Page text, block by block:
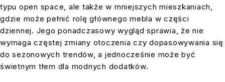
typu open space, ale także w mniejszych mieszkaniach,
gdzie może pełnić rolę głównego mebla w części
dziennej. Jego ponadczasowy wygląd sprawia, że nie
wymaga częstej zmiany otoczenia czy dopasowywania się
do sezonowych trendów, a jednocześnie może być
świetnym tłem dla modnych dodatków.